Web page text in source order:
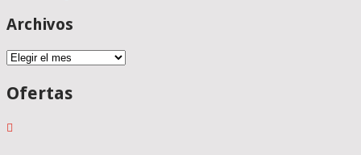
Archivos
Archivos
Ofertas